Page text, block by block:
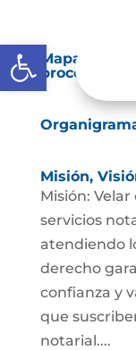
Abrir barra de
Mapas y
procesos
Misión,
Misión:
servicios
atendiendo
derecho
confianza y
que
notarial....